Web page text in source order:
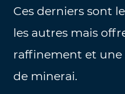
Ces derniers sont
les autres mais
raffinement et
de minerai.